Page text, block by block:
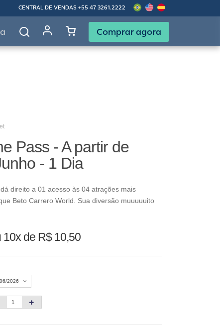
CENTRAL DE VENDAS +55 47 3261.2222
Comprar agora
Pass - A partir de
- 1 Dia
direito a 01 acesso às 04 atrações mais
Beto Carrero World. Sua diversão muuuuuito
10x de R$ 10,50
2026